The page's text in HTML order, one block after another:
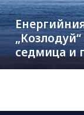
седмица и
на Дунав